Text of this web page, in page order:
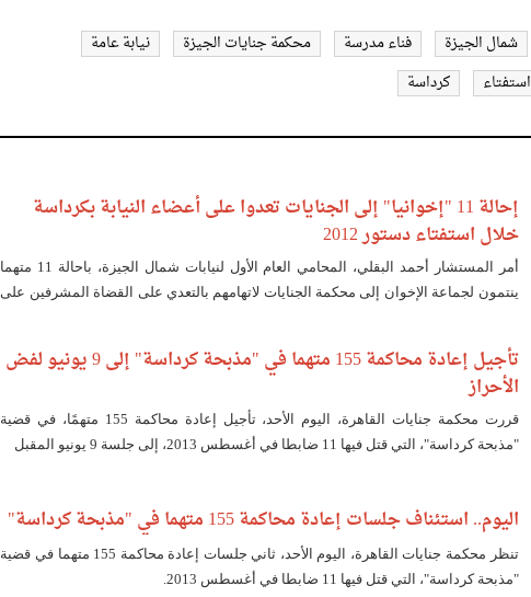
شمال الجيزة فناء مدرسة محكمة جنايات الجيزة
نيابة عامة
استفتاء كرداسة
إحالة 11 "إخوانيا" إلى الجنايات تعدوا على أعضاء النيابة بكرداسة
خلال استفتاء دستور 2012
أمر المستشار أحمد البقلي، المحامي العام الأول لنيابات شمال الجيزة، باحالة 11 متهما
ينتمون لجماعة الإخوان إلى محكمة الجنايات لاتهامهم بالتعدي على القضاة المشرفين على
تأجيل إعادة محاكمة 155 متهما في "مذبحة كرداسة" إلى 9 يونيو لفض
الأحراز
قررت محكمة جنايات القاهرة، اليوم الأحد، تأجيل إعادة محاكمة 155 متهمًا، في قضية
"مذبحة كرداسة"، التي قتل فيها 11 ضابطا في أغسطس 2013، إلى جلسة 9 يونيو المقبل
اليوم.. استئناف جلسات إعادة محاكمة 155 متهما في "مذبحة كرداسة"
تنظر محكمة جنايات القاهرة، اليوم الأحد، ثاني جلسات إعادة محاكمة 155 متهما في قضية
"مذبحة كرداسة"، التي قتل فيها 11 ضابطا في أغسطس 2013.